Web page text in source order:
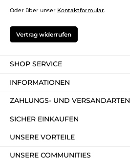
Oder über unser Kontaktformular.
Vertrag widerrufen
SHOP SERVICE
INFORMATIONEN
ZAHLUNGS- UND VERSANDARTEN
SICHER EINKAUFEN
UNSERE VORTEILE
UNSERE COMMUNITIES